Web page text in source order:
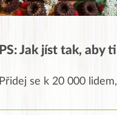
PS: Jak jíst tak, aby
Přidej se k 20 000